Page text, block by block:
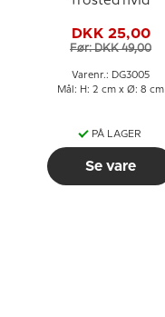
DKK 25,00
Før: DKK 49,00
Varenr.: DG3005
Mål: H: 2 cm x Ø: 8 cm
PÅ LAGER
Se vare